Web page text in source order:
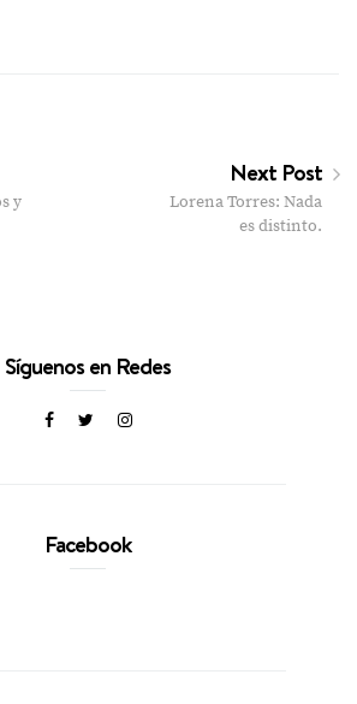
y
Next Post
Lorena Torres: Nada
es distinto.
Síguenos en Redes
Facebook